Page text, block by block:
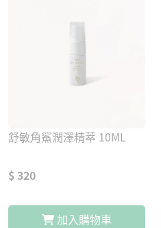
舒敏角鯊潤澤精萃 10ML
$ 320
加入購物車